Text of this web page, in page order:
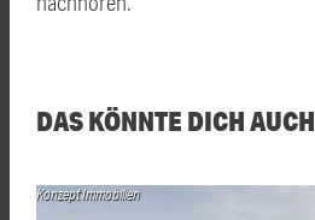
DAS KÖNNTE DICH
Konzept Immobilien